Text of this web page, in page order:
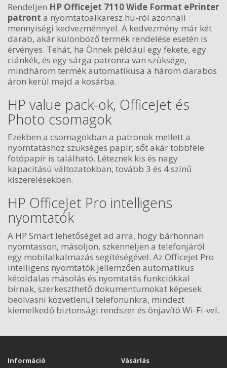
Rendeljen HP Officejet 7110 Wide Format ePrinter
patront a nyomtatoalkaresz.hu-ról azonnali
mennyiségi kedvezménnyel. A kedvezmény már két
darab, akár különböző termék rendelése esetén is
érvényes. Tehát, ha Önnek például egy fekete, egy
ciánkék, és egy sárga patronra van szüksége,
mindhárom termék automatikusa a három darabos
áron kerül majd a kosárba.
HP value pack-ok, OfficeJet és
Photo csomagok
Ezekben a csomagokban a patronok mellett a
nyomtatáshoz szükséges papír, sőt akár többféle
fotópapír is található. Léteznek kis és nagy
kapacitású változatokban, tovább 3 és 4 színű
kiszerelésekben.
HP OfficeJet Pro intelligens
nyomtatók
A HP Smart lehetőséget ad arra, hogy bárhonnan
nyomtasson, másoljon, szkenneljen a telefonjáról
egy mobilalkalmazás segítéségével. Az Officejet Pro
intelligens nyomtatók jellemzően automatikus
kétoldalas másolás és nyomtatás funkciókkal
bírnak, szerkeszthető dokumentumokat képesek
beolvasni közvetlenül telefonunkra, mindezt
kiemelkedő biztonsági rendszer és önjavító Wi-Fi-vel.
Információ Vásárlás